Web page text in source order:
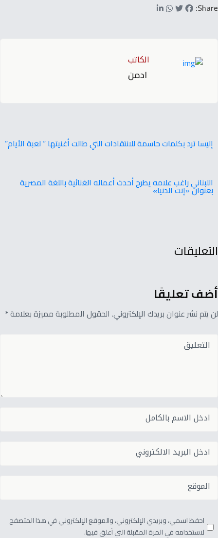
Share:
الكاتب
ادمن
إليسا ترد بكلمات حاسمة للانتقادات التي طالت أغنيتها “ لعبة الأيام”
اللبناني راغب علامه يطرح أحدث أعماله الغنائية باللغة المصرية
بعنوان «إنت الدنيا»
التعليقات
أضف تعليقًا
لن يتم نشر عنوان بريدك الإلكتروني. الحقول المطلوبة مميزة بعلامة *
احفظ اسمي، وبريدي الإلكتروني، والموقع الإلكتروني في هذا المتصفح
لاستخدامه في المرة المقبلة التي أعلق فيها.